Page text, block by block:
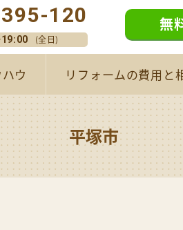
120
(全日)
無
ウ リフォームの費用と
平塚市